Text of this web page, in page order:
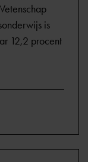
is
12,2 procent